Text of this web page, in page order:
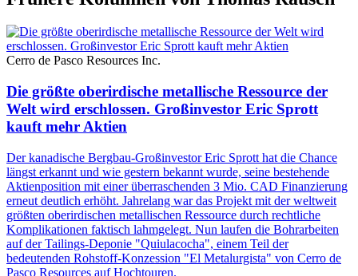
Cerro de Pasco Resources Inc.
Die größte oberirdische metallische Ressource der
Welt wird erschlossen. Großinvestor Eric Sprott
kauft mehr Aktien
Der kanadische Bergbau-Großinvestor Eric Sprott hat die Chance
längst erkannt und wie gestern bekannt wurde, seine bestehende
Aktienposition mit einer überraschenden 3 Mio. CAD Finanzierung
erneut deutlich erhöht. Jahrelang war das Projekt mit der weltweit
größten oberirdischen metallischen Ressource durch rechtliche
Komplikationen faktisch lahmgelegt. Nun laufen die Bohrarbeiten
auf der Tailings-Deponie "Quiulacocha", einem Teil der
bedeutenden Rohstoff-Konzession "El Metalurgista" von Cerro de
Pasco Resources auf Hochtouren.